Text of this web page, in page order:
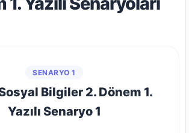
SENARYO 1
Sosyal Bilgiler 2. Dönem 1.
Yazılı Senaryo 1